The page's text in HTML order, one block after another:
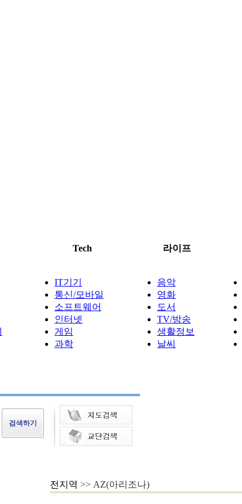
Tech 라이프
IT기기
통신/모바일
소프트웨어
인터넷
게임
과학
음악
영화
도서
TV/방송
생활정보
날씨
전지역 >> AZ(아리조나)